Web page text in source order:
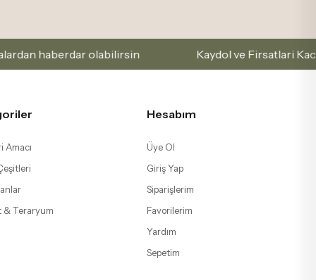
Amacı
Hesabım
Üye Ol
Siparişlerim
Yardım
Sepetim